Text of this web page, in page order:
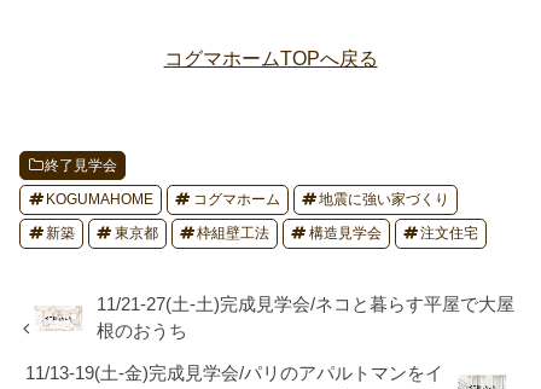
コグマホームTOPへ戻る
終了見学会
KOGUMAHOME コグマホーム 地震に強い家づくり
新築 東京都 枠組壁工法 構造見学会 注文住宅
11/21-27(土-土)完成見学会/ネコと暮らす平屋で大屋
根のおうち
11/13-19(土-金)完成見学会/パリのアパルトマンをイ